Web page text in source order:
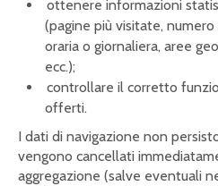
ottenere informazioni
(pagine più visitate,
oraria o giornaliera, aree
ecc.);
controllare il corretto
offerti.
I dati di navigazione non
vengono cancellati
aggregazione (salve eventuali